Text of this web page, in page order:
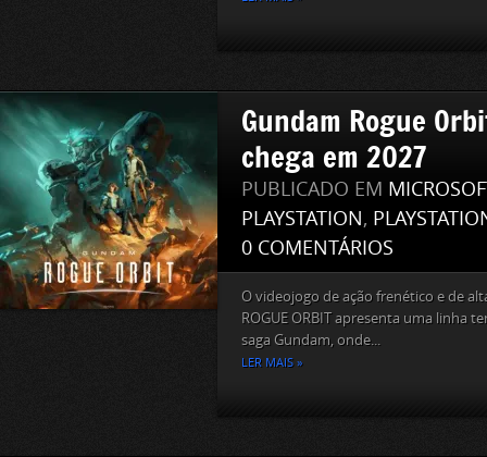
Gundam Rogue
chega em 2027
PUBLICADO EM
PLAYSTATION,
0 COMENTÁRIOS
O videojogo de ação frenético e de
ROGUE ORBIT apresenta uma linha
saga Gundam, onde...
LER MAIS »